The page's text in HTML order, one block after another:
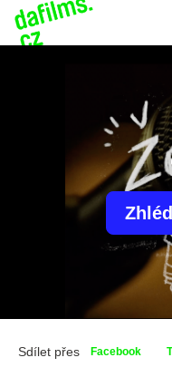
Sdílet přes Facebook